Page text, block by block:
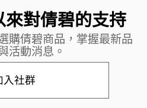
來對倩碧的支持
購倩碧商品，掌握最新品
活動消息。
入社群